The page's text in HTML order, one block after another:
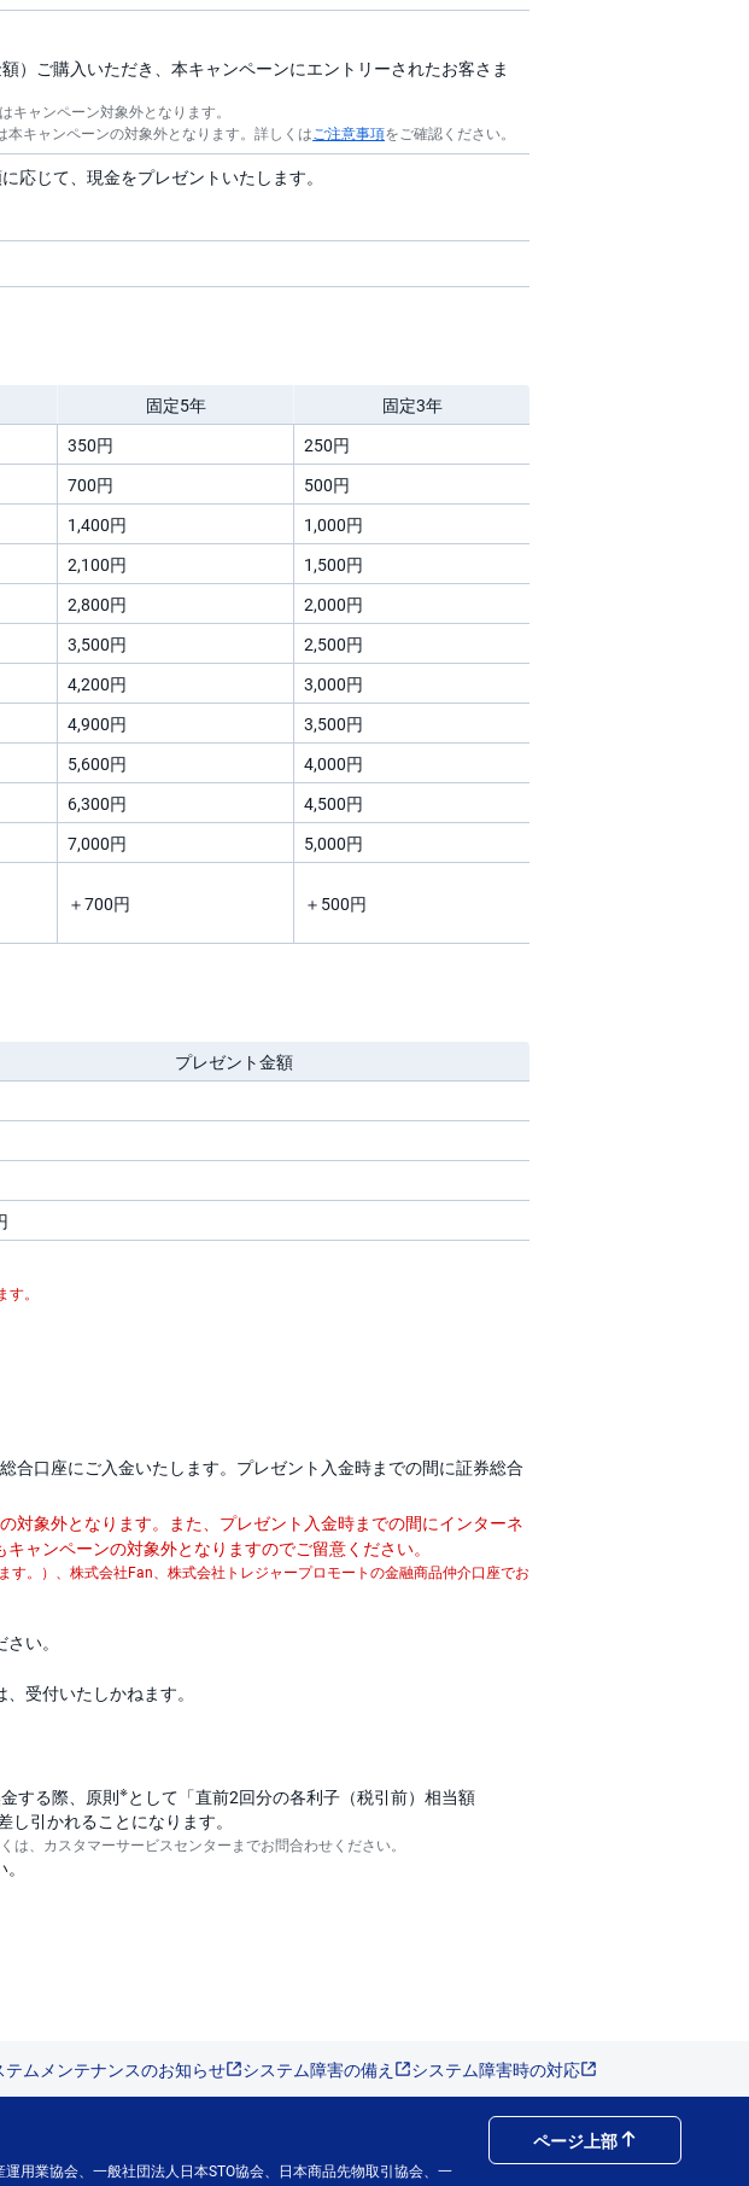
）ご購入いただき、本キャンペーンにエントリーされたお客さま
ャンペーン対象外となります。
キャンペーンの対象外となります。詳しくはご注意事項をご確認ください。
応じて、現金をプレゼントいたします。
固定5年
固定3年
350円
250円
700円
500円
1,400円
1,000円
2,100円
1,500円
2,800円
2,000円
3,500円
2,500円
4,200円
3,000円
4,900円
3,500円
5,600円
4,000円
6,300円
4,500円
7,000円
5,000円
＋700円 ＋500円
プレゼント金額
。
合口座にご入金いたします。プレゼント入金時までの間に証券総合
対象外となります。また、プレゼント入金時までの間にインターネ
ャンペーンの対象外となりますのでご留意ください。
。）、株式会社Fan、株式会社トレジャープロモートの金融商品仲介口座でお
い。
受付いたしかねます。
する際、原則※として「直前2回分の各利子（税引前）相当額
引かれることになります。
、カスタマーサービスセンターまでお問合わせください。
テムメンテナンスのお知らせ システム障害の備え システム障害時の対応
用業協会、一般社団法人日本STO協会、日本商品先物取引協会、一
ページ上部